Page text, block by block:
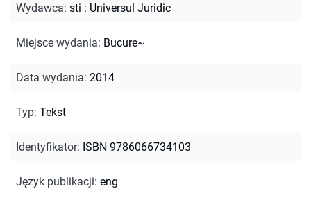
Wydawca: sti : Universul Juridic
Miejsce wydania: Bucure~
Data wydania: 2014
Typ: Tekst
Identyfikator: ISBN 9786066734103
Język publikacji: eng